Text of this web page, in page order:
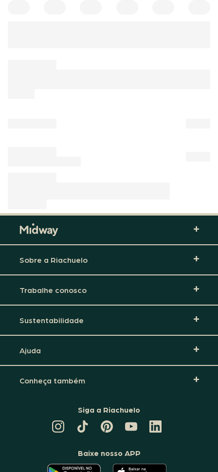
Sobre a Riachuelo
Trabalhe conosco
Sustentabilidade
Ajuda
Conheça também
Siga a Riachuelo
TIKTOK
DA
PINTEREST
DA
CANAL
DA
RIACHUELO
LINKEDIN
DA
Baixe nosso APP
O O